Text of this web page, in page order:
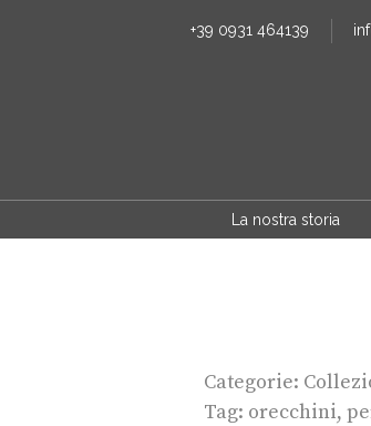
+39 0931 464139
La nostra storia
Categorie:
Tag: orecchini,